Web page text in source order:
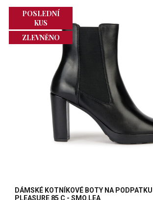
POSLEDNÍ
KUS
ZLEVNĚNO
DÁMSKÉ KOTNÍKOVÉ BOTY NA
PLEASURE 85 C - SMO.LEA